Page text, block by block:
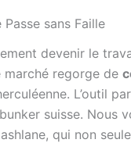
sans Faille
devenir le
marché regorge de
L’outil
suisse. Nous
qui non